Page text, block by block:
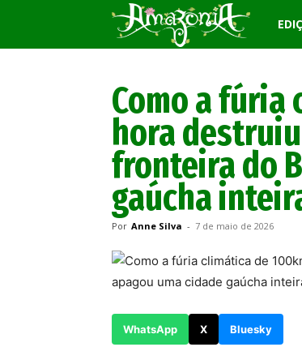
Revista
Como a
hora
fronteira do
gaúcha
Por Anne Silva - 7 de maio de 2026
WhatsApp X Bluesky